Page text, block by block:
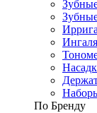
По Бренду